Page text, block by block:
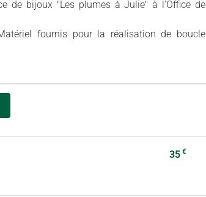
de bijoux "Les plumes à Julie" à l'Office de
fournis pour la réalisation de boucle
35 €